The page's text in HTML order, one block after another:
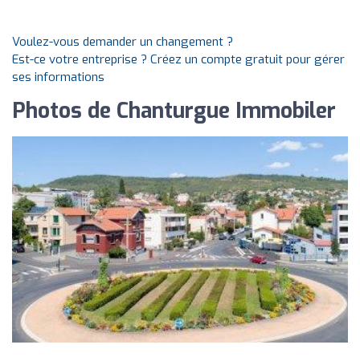
Voulez-vous demander un changement ?
Est-ce votre entreprise ? Créez un compte gratuit pour gérer
ses informations
Photos de Chanturgue Immobiler